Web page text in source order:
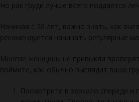
Но рак груди лучше всего поддается
Начиная с 20 лет, важно знать, как
рекомендуется начинать регулярные
Многие женщины не привыкли
поймите, как обычно выглядит ваша
Посмотрите в зеркало спереди